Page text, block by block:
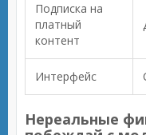
Подписка на
платный
контент
Интерфейс
Нереальные